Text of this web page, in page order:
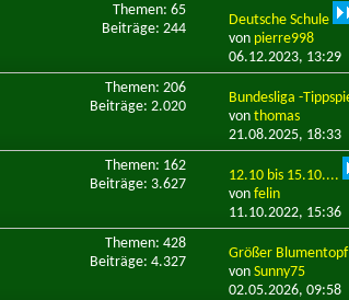
Themen: 65
Beiträge: 244
Deutsche Schule
von pierre998
06.12.2023, 13:29
Themen: 206
Beiträge: 2.020
Bundesliga -
vonthomas
21.08.2025, 18:33
Themen: 162
Beiträge: 3.627
12.10 bis 15.10....
vonfelin
11.10.2022, 15:36
Themen: 428
Beiträge: 4.327
Größer Blumentopf
vonSunny75
02.05.2026,09:58